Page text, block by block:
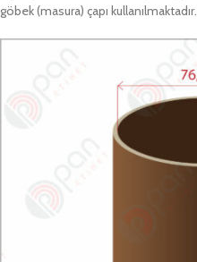
göbek (masura) çapı kullanılmaktadır.